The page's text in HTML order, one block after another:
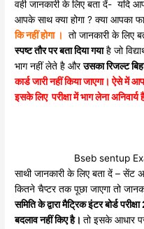
वही जानकारी के लिए बता दें- यदि
आपके साथ क्या होगा ? क्या आपका
कि नहीं होगा ।
तो जानकारी के लिए
स्पष्ट तौर पर बता दिया गयाहै जो
भाग नहीं लेते है औरउसका रिजल्ट
कार्ड जारी नहीं किया जाएगा। ऐसे में
इसके लिए परीक्षा में भाग लेना अनिवार्य
Bseb sentup
साथी जानकारी के लिए बता दें – सेंट
कितने चैप्टर तक पूछा जाएगा तो
समिति के द्वारा मैट्रिक इंटर बोर्ड
बदलाव नहीं किए है।तो इसके आधार